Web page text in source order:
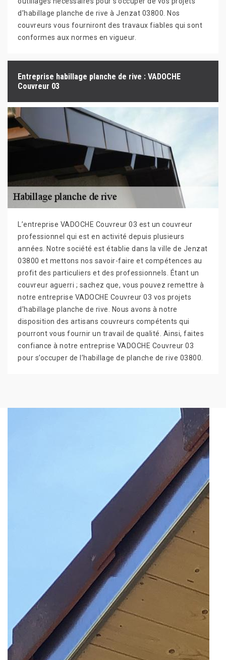
d’habillage planche de rive à Jenzat 03800. Nos
couvreurs vous fourniront des travaux fiables qui sont
conformes aux normes en vigueur.
Entreprise habillage planche de rive : VADOCHE
Couvreur 03
L’entreprise VADOCHE Couvreur 03 est un couvreur
professionnel qui est en activité depuis plusieurs
années. Notre société est établie dans la ville de Jenzat
03800 et mettons nos savoir-faire et compétences au
profit des particuliers et des professionnels. Étant un
couvreur aguerri ; sachez que, vous pouvez remettre à
notre entreprise VADOCHE Couvreur 03 vos projets
d’habillage planche de rive. Nous avons à notre
disposition des artisans couvreurs compétents qui
pourront vous fournir un travail de qualité. Ainsi, faites
confiance à notre entreprise VADOCHE Couvreur 03
pour s’occuper de l’habillage de planche de rive 03800.